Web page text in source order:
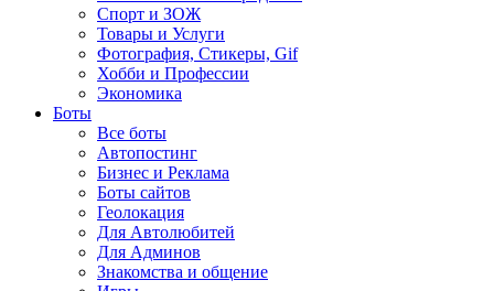
Спорт и ЗОЖ
Товары и Услуги
Фотография, Стикеры, Gif
Хобби и Профессии
Экономика
Боты
Все боты
Автопостинг
Бизнес и Реклама
Боты сайтов
Геолокация
Для Автолюбитей
Для Админов
Знакомства и общение